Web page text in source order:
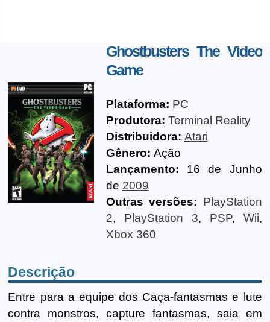
Ghostbusters The Video
Game
Plataforma: PC
Produtora: Terminal Reality
Distribuidora: Atari
Gênero: Ação
Lançamento: 16 de Junho
de 2009
Outras versões: PlayStation
2, PlayStation 3, PSP, Wii,
Xbox 360
Descrição
Entre para a equipe dos Caça-fantasmas e lute
contra monstros, capture fantasmas, saia em